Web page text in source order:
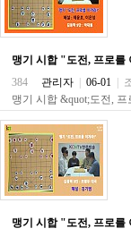
아
탑-
프
입
통
영
비
돔
맹기 시합 "도전, 프로
384
관리자 06-01
맹기 시합 &quot;도전,
맹기 시합 "도전, 프로